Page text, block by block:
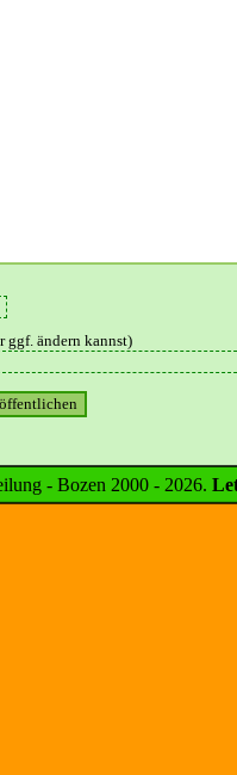
ggf. ändern kannst)
- Bozen 2000 - 2026.